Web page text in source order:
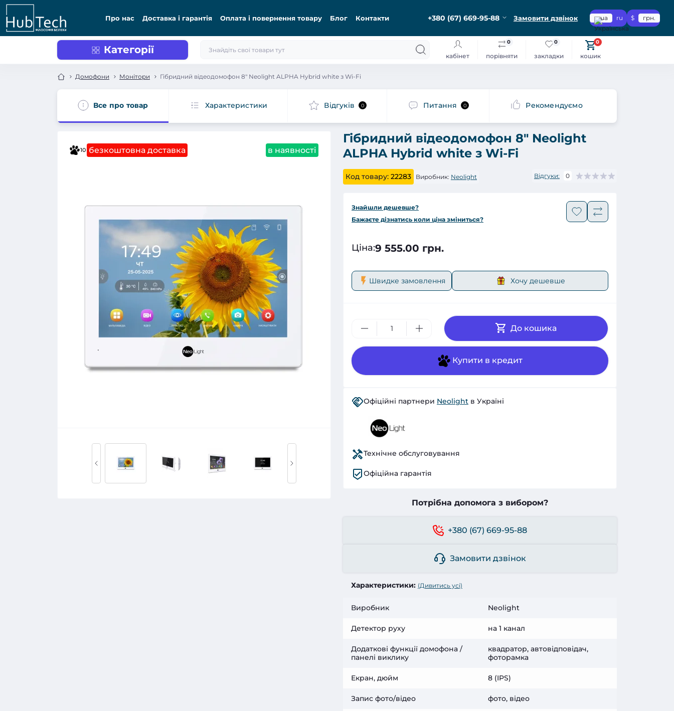
Про нас Доставка і гарантія Оплата і повернення товару Блог Контакти +380 (67) 669-95-88 Замовити дзвінок ua ru $ грн.
Категорії
кабінет порівняти
0
закладки
0
кошик
0
Домофони Монітори Гібридний відеодомофон 8" Neolight ALPHA Hybrid white з Wi-Fi
Все про товар Характеристики Відгуків 0 Питання 0 Рекомендуємо
10 безкоштовна доставка в наявності
Гібридний відеодомофон 8" Neolight
ALPHA Hybrid white з Wi-Fi
Код товару: 22283 Виробник: Neolight Відгуки: 0
Знайшли дешевше?
Бажаєте дізнатись коли ціна зміниться?
Ціна:9 555.00 грн.
Швидке замовлення Хочу дешевше
До кошика
Купити в кредит
Офіційні партнери Neolight в Україні
Технічне обслуговування
Офіційна гарантія
Потрібна допомога з вибором?
+380 (67) 669-95-88
Замовити дзвінок
Характеристики: (Дивитись усі)
Виробник Neolight
Детектор руху на 1 канал
Додаткові функції домофона /
панелі виклику
квадратор, автовідповідач,
фоторамка
Екран, дюйм 8 (IPS)
Запис фото/відео фото, відео